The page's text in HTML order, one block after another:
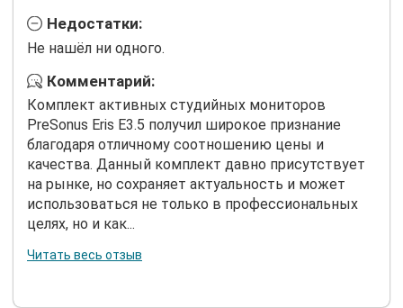
Недостатки:
Не нашёл ни одного.
Комментарий:
Комплект активных студийных мониторов
PreSonus Eris E3.5 получил широкое признание
благодаря отличному соотношению цены и
качества. Данный комплект давно присутствует
на рынке, но сохраняет актуальность и может
использоваться не только в профессиональных
целях, но и как...
Читать весь отзыв